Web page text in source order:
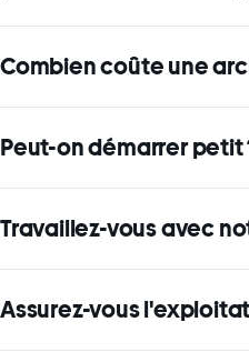
Combien coûte une
Peut-on démarrer petit
Travaillez-vous avec
Assurez-vous